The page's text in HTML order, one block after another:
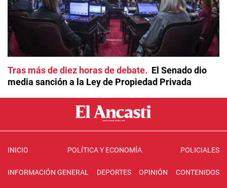
Tras más de diez horas de debate
El Senado dio
media sanción a la Ley de Propiedad Privada
INICIO POLÍTICA Y ECONOMÍA POLICIALES
INFORMACIÓN GENERAL DEPORTES OPINIÓN CONTENIDOS